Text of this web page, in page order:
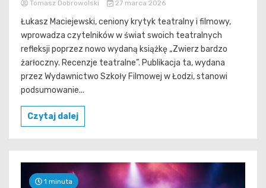
Tomasz Dobrowolski 27 marca 2026
Łukasz Maciejewski, ceniony krytyk teatralny i filmowy,
wprowadza czytelników w świat swoich teatralnych
refleksji poprzez nowo wydaną książkę „Zwierz bardzo
żarłoczny. Recenzje teatralne”. Publikacja ta, wydana
przez Wydawnictwo Szkoły Filmowej w Łodzi, stanowi
podsumowanie...
Czytaj dalej
1 minuta